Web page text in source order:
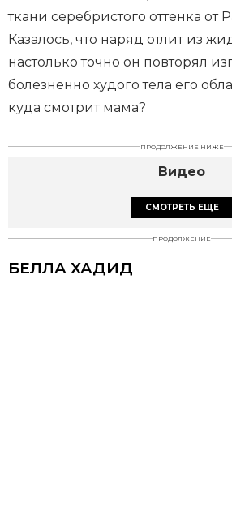
ткани серебристого оттенка от
Казалось, что наряд отлит из
настолько точно он повторял
болезненно худого тела его
куда смотрит мама?
ПРОДОЛЖЕНИЕ НИЖЕ
Видео
СМОТРЕТЬ ЕЩЕ
ПРОДОЛЖЕНИЕ
БЕЛЛА ХАДИД